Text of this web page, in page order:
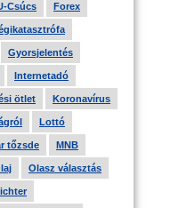
Csúcs Forex
Gyorsjelentés
Internetadó
ötlet Koronavírus
Lottó
tőzsde MNB
Olasz választás